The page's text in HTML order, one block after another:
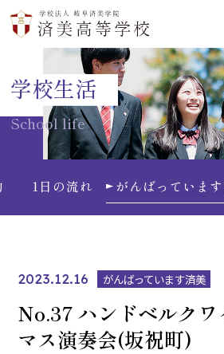
学校生活
School life
1日の流れ がんばっていま
2023.12.16 がんばっています済美
No.37 ハンドベルクワ
マス演奏会(坂祝町)